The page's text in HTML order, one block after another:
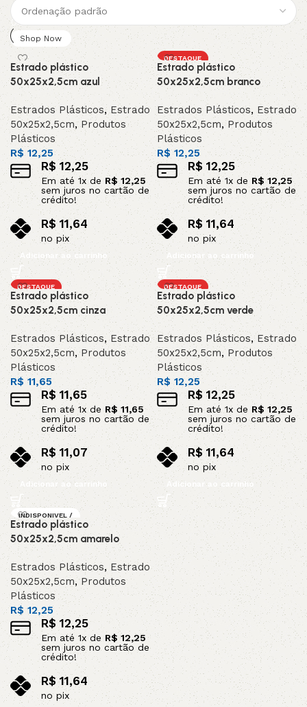
Discount 10%
Shop Now
Estrado plástico
50x25x2,5cm azul
Estrados Plásticos,Estrado
50x25x2,5cm,Produtos
Plásticos
R$12,25
R$ 12,25
Em até 1x de R$12,25
sem juros no cartão de
crédito!
R$11,64
no pix
Adicionar ao carrinho
DESTAQUE
Estrado plástico
50x25x2,5cm branco
Estrados Plásticos, Estrado
50x25x2,5cm,Produtos
Plásticos
R$12,25
R$ 12,25
Em até1x de R$12,25
sem juros no cartão de
crédito!
R$ 11,64
no pix
Adicionar ao carrinho
DESTAQUE
Estrado plástico
50x25x2,5cm cinza
Estrados Plásticos,Estrado
50x25x2,5cm,Produtos
Plásticos
R$ 11,65
R$11,65
Em até 1x de R$ 11,65
sem juros no cartão de
crédito!
R$11,07
no pix
Adicionar ao carrinho
DESTAQUE
Estrado plástico
50x25x2,5cm verde
Estrados Plásticos, Estrado
50x25x2,5cm, Produtos
Plásticos
R$ 12,25
R$12,25
Em até 1x de R$ 12,25
sem juros no cartão de
crédito!
R$11,64
no pix
Adicionar ao carrinho
INDISPONIVEL /
SOB ENCOMEND
A
Estrado plástico
50x25x2,5cm amarelo
Estrados Plásticos, Estrado
50x25x2,5cm,Produtos
Plásticos
R$ 12,25
R$ 12,25
Em até 1x de R$ 12,25
sem juros no cartão de
crédito!
R$ 11,64
no pix